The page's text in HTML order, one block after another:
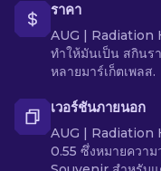
ราคา
AUG | Radiation
ทำให้มันเป็น สกินร
หลายมาร์เก็ตเพลส.
เวอร์ชันภายนอก
AUG | Radiation
0.55 ซึ่งหมายควา